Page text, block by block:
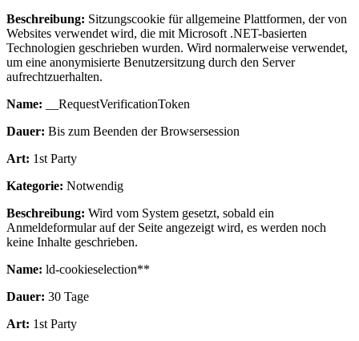
Beschreibung: Sitzungscookie für allgemeine Plattformen, der von
Websites verwendet wird, die mit Microsoft .NET-basierten
Technologien geschrieben wurden. Wird normalerweise verwendet,
um eine anonymisierte Benutzersitzung durch den Server
aufrechtzuerhalten.
Name: __RequestVerificationToken
Dauer: Bis zum Beenden der Browsersession
Art: 1st Party
Kategorie: Notwendig
Beschreibung: Wird vom System gesetzt, sobald ein
Anmeldeformular auf der Seite angezeigt wird, es werden noch
keine Inhalte geschrieben.
Name: ld-cookieselection**
Dauer: 30 Tage
Art: 1st Party